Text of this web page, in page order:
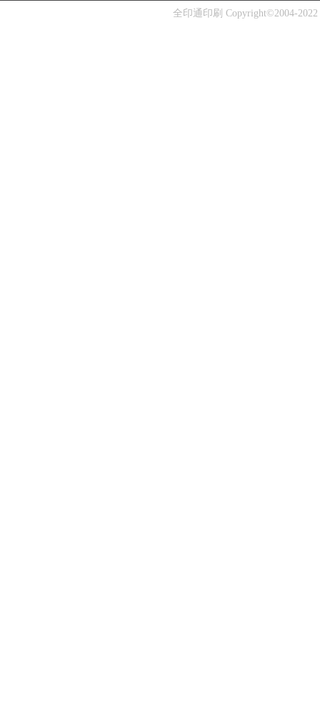
全印通印刷 Copyright©2004-2022